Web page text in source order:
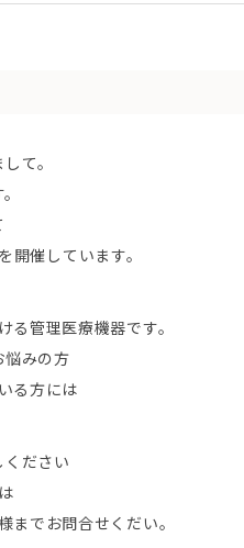
て。
開催しています。
管理医療機器です。
みの方
る方には
ださい
でお問合せくだい。